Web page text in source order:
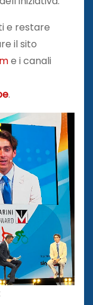
e restare
il sito
e i canali
.